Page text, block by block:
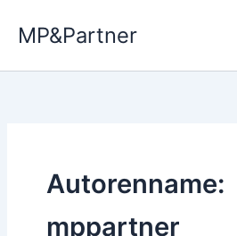
InhaltMP&Partner
Autorenname:
mppartner